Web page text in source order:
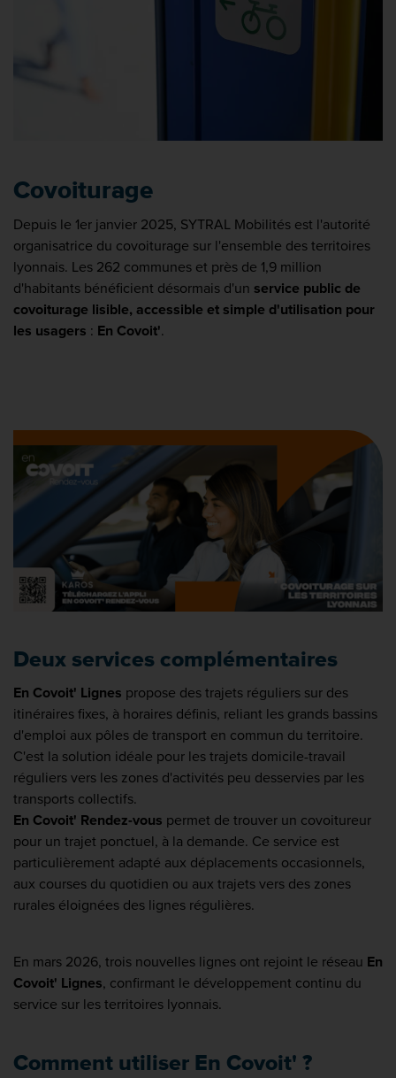
Covoiturage
Depuis le 1er janvier 2025, SYTRAL Mobilités est l'autorité
organisatrice du covoiturage sur l'ensemble des territoires
lyonnais. Les 262 communes et près de 1,9 million
d'habitants bénéficient désormais d'un service public de
covoiturage lisible, accessible et simple d'utilisation pour
les usagers : En Covoit'.
Deux services complémentaires
En Covoit' Lignes propose des trajets réguliers sur des
itinéraires fixes, à horaires définis, reliant les grands bassins
d'emploi aux pôles de transport en commun du territoire.
C'est la solution idéale pour les trajets domicile-travail
réguliers vers les zones d'activités peu desservies par les
transports collectifs.
En Covoit' Rendez-vous permet de trouver un covoitureur
pour un trajet ponctuel, à la demande. Ce service est
particulièrement adapté aux déplacements occasionnels,
aux courses du quotidien ou aux trajets vers des zones
rurales éloignées des lignes régulières.
En mars 2026, trois nouvelles lignes ont rejoint le réseau En
Covoit' Lignes, confirmant le développement continu du
service sur les territoires lyonnais.
Comment utiliser En Covoit' ?